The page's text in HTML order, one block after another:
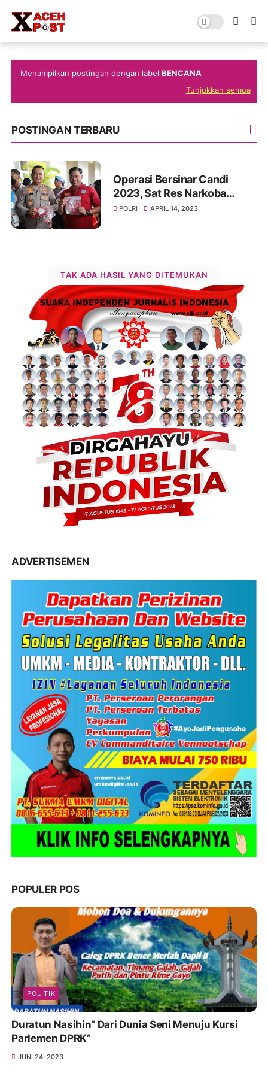
Menampilkan postingan dengan labelBENCANA
Tunjukkan semua
POSTINGAN TERBARU
Operasi Bersinar Candi
2023, Sat Res Narkoba
Polres Kendal Bekuk
POLRI APRIL 14, 2023
TAK ADA HASIL YANG DITEMUKAN
ADVERTISEMEN
POPULER POS
POLITIK
Duratun Nasihin” Dari Dunia Seni Menuju Kursi
Parlemen DPRK”
JUNI 24, 2023